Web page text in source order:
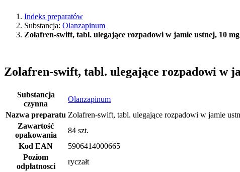
Indeks preparatów
Substancja: Olanzapinum
Zolafren-swift, tabl. ulegające rozpadowi w jamie ustnej, 10 mg
Zolafren-swift, tabl. ulegające rozpadowi w
Substancja
czynna
Olanzapinum
Nazwa preparatu Zolafren-swift, tabl. ulegające rozpadowi w jamie
Zawartość
opakowania
84 szt.
Kod EAN
5906414000665
Poziom
odpłatnosci
ryczałt